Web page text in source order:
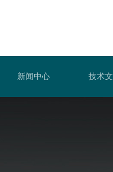
新闻中心 技术